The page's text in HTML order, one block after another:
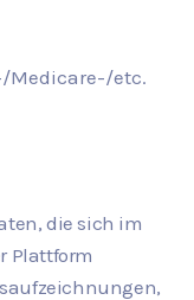
Medicare-/etc.
die sich im
Plattform